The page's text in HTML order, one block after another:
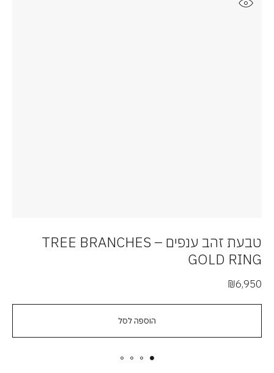
הוספה לסל
טבעת זהב ענפים – TREE BRANCHES
GOLD RING
₪6,950